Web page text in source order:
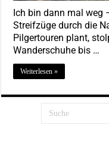
Ich bin dann mal weg
Streifzüge durch die
Pilgertouren plant,
Wanderschuhe bis …
Weiterlesen »